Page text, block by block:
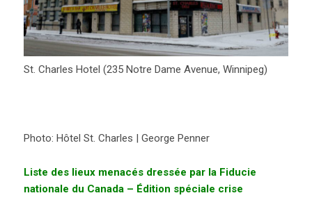
St. Charles Hotel (235 Notre Dame Avenue, Winnipeg)
Photo: Hôtel St. Charles | George Penner
Liste des lieux menacés dressée par la Fiducie
nationale du Canada – Édition spéciale crise